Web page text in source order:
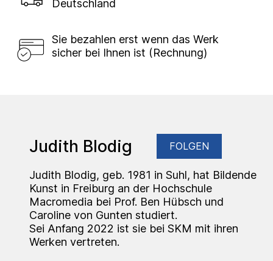
Deutschland
Sie bezahlen erst wenn das Werk
sicher bei Ihnen ist (Rechnung)
Judith Blodig FOLGEN
Judith Blodig, geb. 1981 in Suhl, hat Bildende
Kunst in Freiburg an der Hochschule
Macromedia bei Prof. Ben Hübsch und
Caroline von Gunten studiert.
Sei Anfang 2022 ist sie bei SKM mit ihren
Werken vertreten.